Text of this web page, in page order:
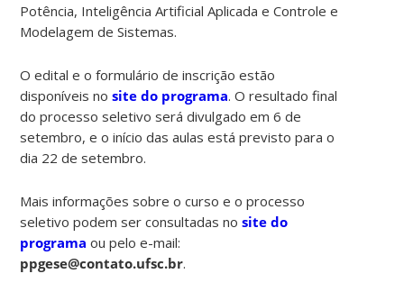
Potência, Inteligência Artificial Aplicada e Controle e
Modelagem de Sistemas.
O edital e o formulário de inscrição estão
disponíveis nosite do programa. O resultado final
do processo seletivo será divulgado em 6 de
setembro, e o início das aulas está previsto para o
dia 22 de setembro.
Mais informações sobre o curso e o processo
seletivo podem ser consultadas nosite do
programa ou pelo e-mail:
ppgese@contato.ufsc.br.